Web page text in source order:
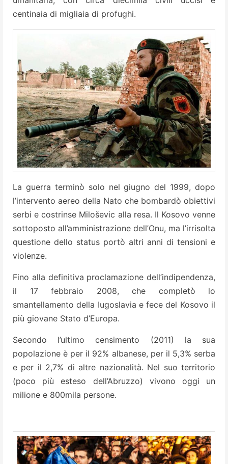
centinaia di migliaia di profughi.
La guerra terminò solo nel giugno del 1999, dopo
l’intervento aereo della Nato che bombardò obiettivi
serbi e costrinse Miloševic alla resa. Il Kosovo venne
sottoposto all’amministrazione dell’Onu, ma l’irrisolta
questione dello status portò altri anni di tensioni e
violenze.
Fino alla definitiva proclamazione dell’indipendenza,
il 17 febbraio 2008, che completò lo
smantellamento della Iugoslavia e fece del Kosovo il
più giovane Stato d’Europa.
Secondo l’ultimo censimento (2011) la sua
popolazione è per il 92% albanese, per il 5,3% serba
e per il 2,7% di altre nazionalità. Nel suo territorio
(poco più esteso dell’Abruzzo) vivono oggi un
milione e 800mila persone.